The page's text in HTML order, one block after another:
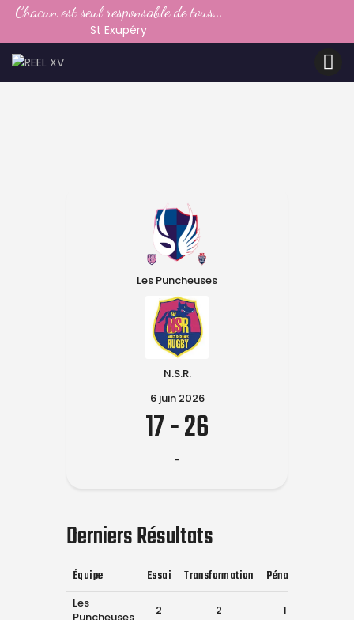
Chacun est seul responsable de tous...
St Exupéry
LE CLUB
LA VIE DU CLUB
Les Puncheuses
N.S.R.
6 juin 2026
17-26
-
Derniers Résultats
Équipe Essai Transformation Pénalité
Les
2 2 1